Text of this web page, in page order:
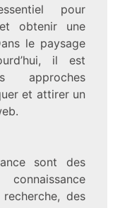
pour
obtenir une
le paysage
il est
approches
et attirer un
sont des
des